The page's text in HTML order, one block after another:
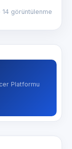
görüntülenme
Platformu